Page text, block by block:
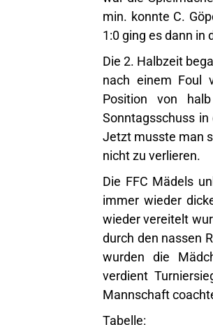
min. konnte C.
1:0 ging es dann in
Die 2. Halbzeit
nach einem Foul
Position von
Sonntagsschuss
Jetzt musste man
nicht zu verlieren.
Die FFC Mädels
immer wieder
wieder vereitelt
durch den nassen
wurden die
verdient
Mannschaft
Tabelle: